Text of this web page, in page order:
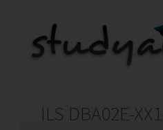
ILS DBA02E-